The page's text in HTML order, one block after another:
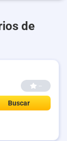
de
--
Buscar